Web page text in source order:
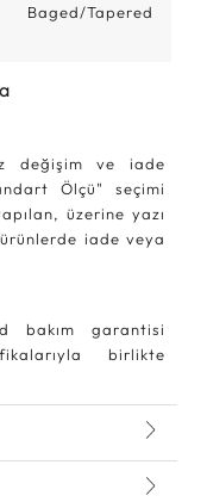
Baged/Tapered
değişim ve iade
Ölçü" seçimi
üzerine yazı
iade veya
bakım garantisi
birlikte